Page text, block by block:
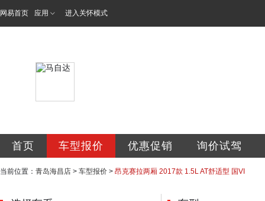
网易首页 应用 进入关怀模式
首页 车型报价 优惠促销 询价试驾
当前位置： 青岛海昌店 > 车型报价 > 昂克赛拉两厢 2017款 1.5L AT舒适型 国VI